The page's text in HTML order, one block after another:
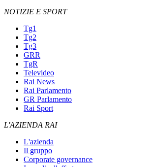
NOTIZIE E SPORT
Tg1
Tg2
Tg3
GRR
TgR
Televideo
Rai News
Rai Parlamento
GR Parlamento
Rai Sport
L'AZIENDA RAI
L'azienda
Il gruppo
Corporate governance